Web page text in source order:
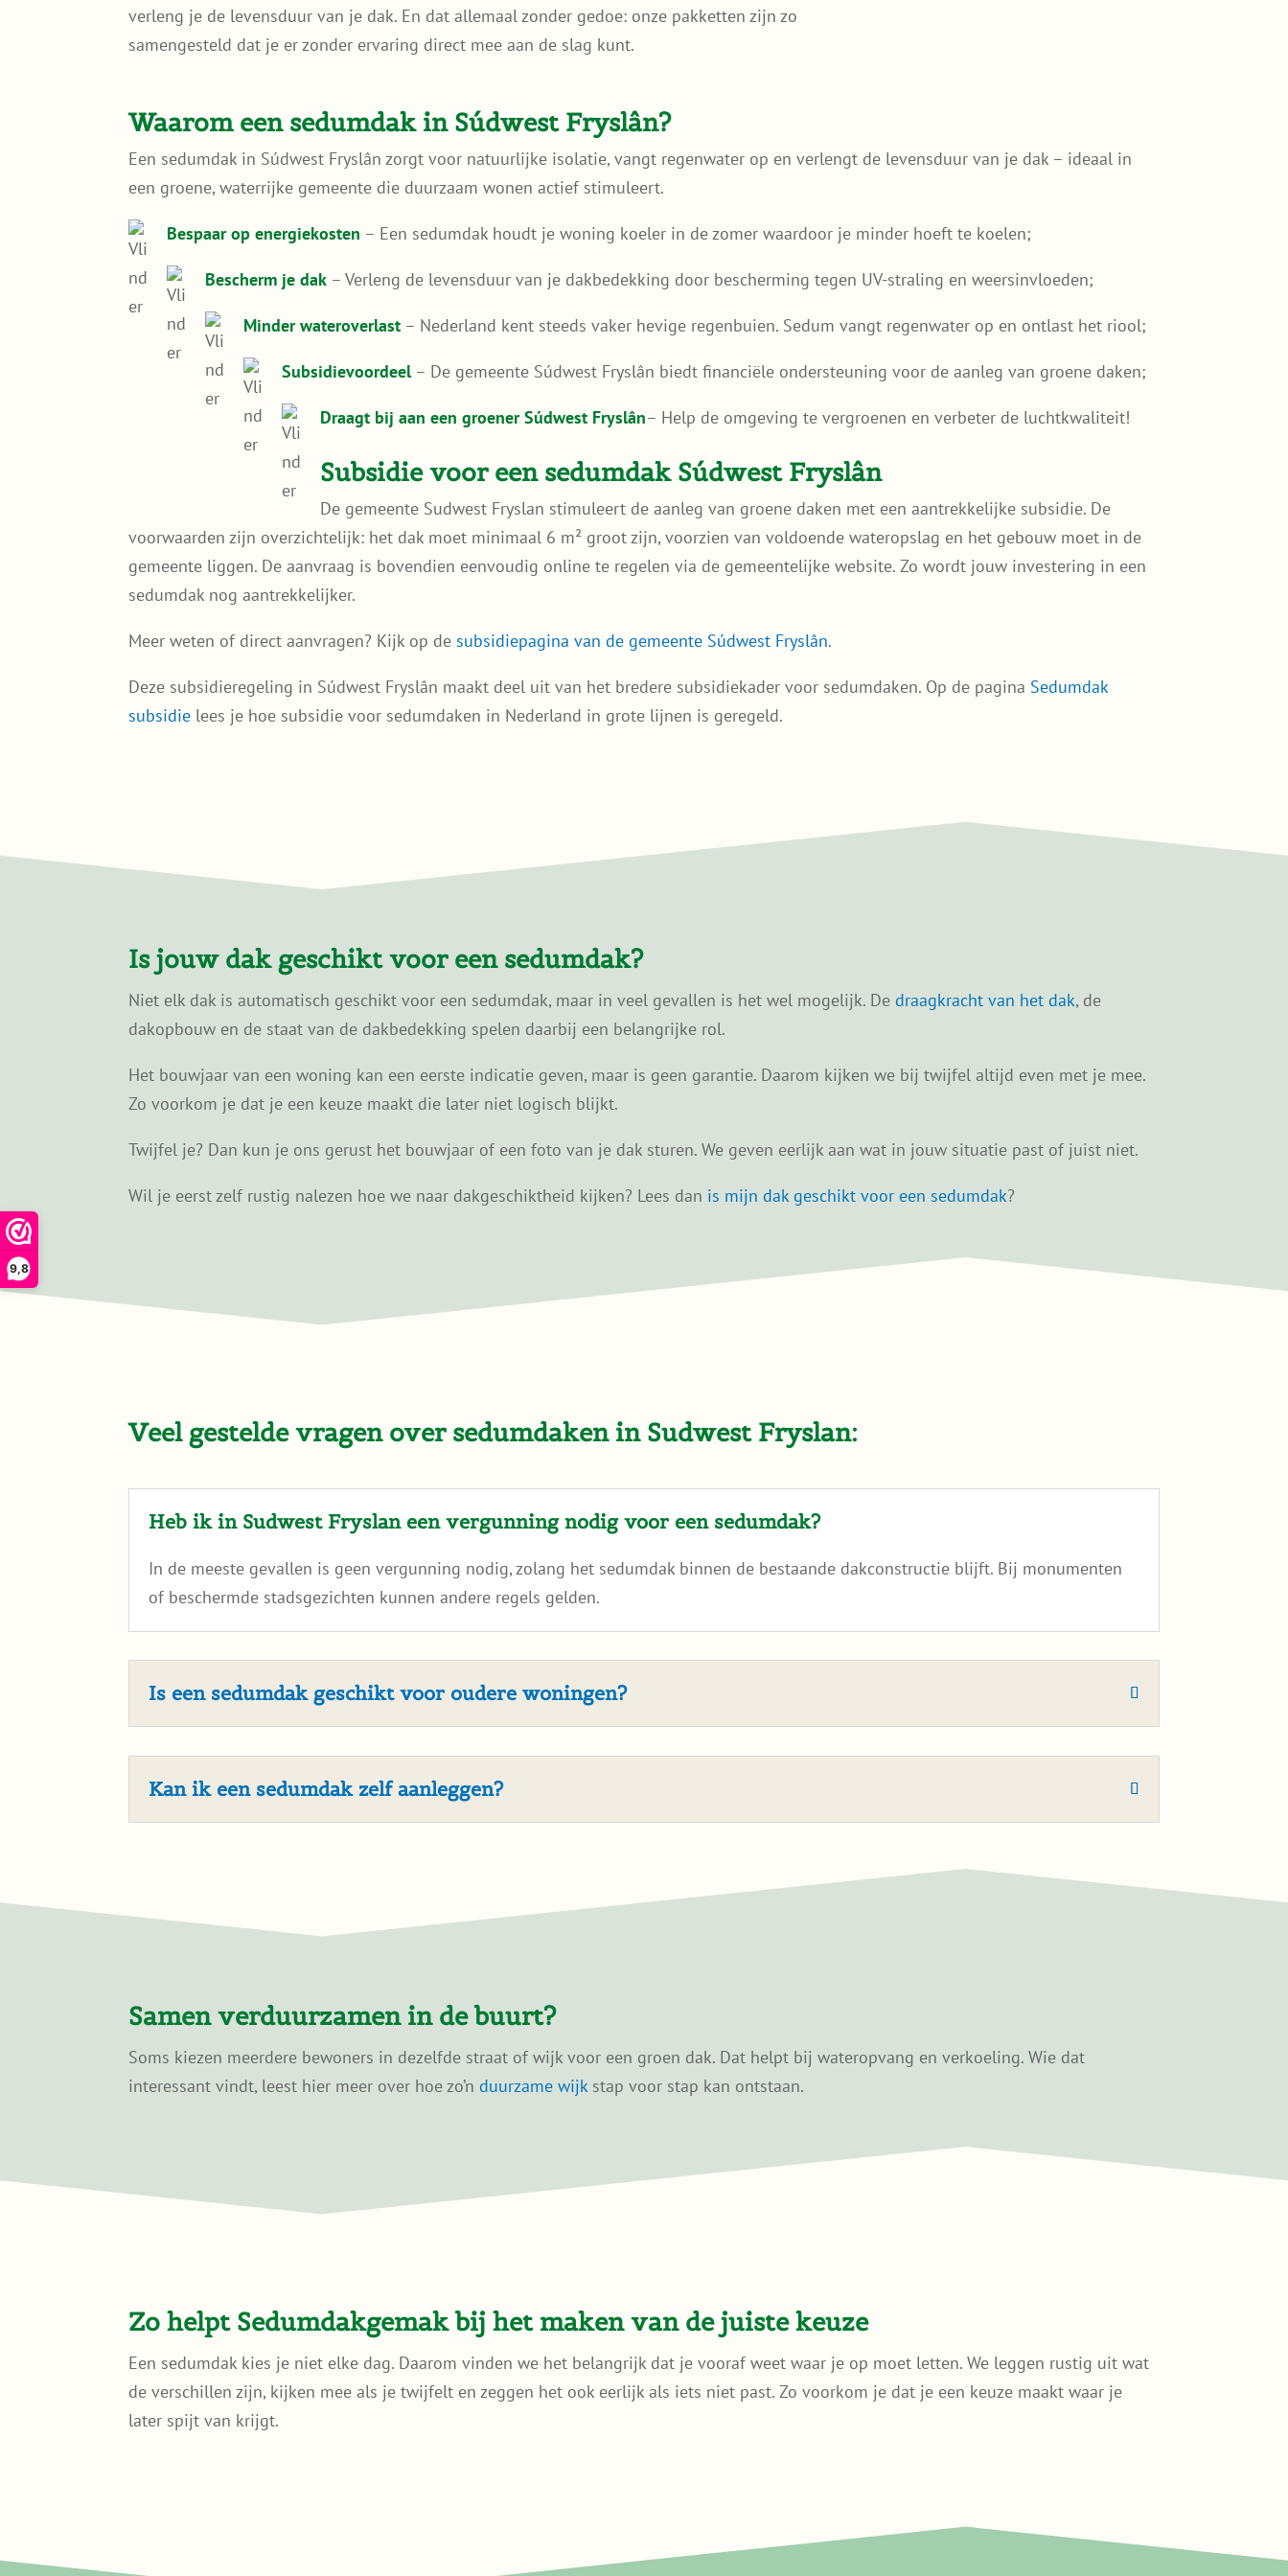
9,8
verleng je de levensduur van je dak. En dat allemaal zonder gedoe: onze pakketten zijn zo
samengesteld dat je er zonder ervaring direct mee aan de slag kunt.
Waarom een sedumdak in Súdwest Fryslân?
Een sedumdak in Súdwest Fryslân zorgt voor natuurlijke isolatie, vangt regenwater op en verlengt de levensduur van je dak – ideaal in
een groene, waterrijke gemeente die duurzaam wonen actief stimuleert.
Bespaar op energiekosten – Een sedumdak houdt je woning koeler in de zomer waardoor je minder hoeft te koelen;
Bescherm je dak – Verleng de levensduur van je dakbedekking door bescherming tegen UV-straling en weersinvloeden;
Minder wateroverlast – Nederland kent steeds vaker hevige regenbuien. Sedum vangt regenwater op en ontlast het riool;
Subsidievoordeel– De gemeente Súdwest Fryslân biedt financiële ondersteuning voor de aanleg van groene daken;
Draagt bij aan een groener Súdwest Fryslân– Help de omgeving te vergroenen en verbeter de luchtkwaliteit!
Subsidie voor een sedumdak Súdwest Fryslân
De gemeente Sudwest Fryslan stimuleert de aanleg van groene daken met een aantrekkelijke subsidie. De
voorwaarden zijn overzichtelijk: het dak moet minimaal 6 m² groot zijn, voorzien van voldoende wateropslag en het gebouw moet in de
gemeente liggen. De aanvraag is bovendien eenvoudig online te regelen via de gemeentelijke website. Zo wordt jouw investering in een
sedumdak nog aantrekkelijker.
Meer weten of direct aanvragen? Kijk op desubsidiepagina van de gemeente Súdwest Fryslân.
Deze subsidieregeling in Súdwest Fryslân maakt deel uit van het bredere subsidiekader voor sedumdaken. Op de pagina Sedumdak
subsidie lees je hoe subsidie voor sedumdaken in Nederland in grote lijnen is geregeld.
Is jouw dak geschikt voor een sedumdak?
Niet elk dak is automatisch geschikt voor een sedumdak, maar in veel gevallen is het wel mogelijk. Dedraagkracht van het dak, de
dakopbouw en de staat van de dakbedekking spelen daarbij een belangrijke rol.
Het bouwjaar van een woning kan een eerste indicatie geven, maar is geen garantie. Daarom kijken we bij twijfel altijd even met je mee.
Zo voorkom je dat je een keuze maakt die later niet logisch blijkt.
Twijfel je? Dan kun je ons gerust het bouwjaar of een foto van je dak sturen. We geven eerlijk aan wat in jouw situatie past of juist niet.
Wil je eerst zelf rustig nalezen hoe we naar dakgeschiktheid kijken? Lees dan is mijn dak geschikt voor een sedumdak?
Veel gestelde vragen over sedumdaken in Sudwest Fryslan:
Heb ik in Sudwest Fryslan een vergunning nodig voor een sedumdak?
In de meeste gevallen is geen vergunning nodig, zolang het sedumdak binnen de bestaande dakconstructie blijft. Bij monumenten
of beschermde stadsgezichten kunnen andere regels gelden.
Is een sedumdak geschikt voor oudere woningen?
Kan ik een sedumdak zelf aanleggen?
Samen verduurzamen in de buurt?
Soms kiezen meerdere bewoners in dezelfde straat of wijk voor een groen dak. Dat helpt bij wateropvang en verkoeling. Wie dat
interessant vindt, leest hier meer over hoe zo’nduurzame wijkstap voor stap kan ontstaan.
Zo helpt Sedumdakgemak bij het maken van de juiste keuze
Een sedumdak kies je niet elke dag. Daarom vinden we het belangrijk dat je vooraf weet waar je op moet letten. We leggen rustig uit wat
de verschillen zijn, kijken mee als je twijfelt en zeggen het ook eerlijk als iets niet past. Zo voorkom je dat je een keuze maakt waar je
later spijt van krijgt.